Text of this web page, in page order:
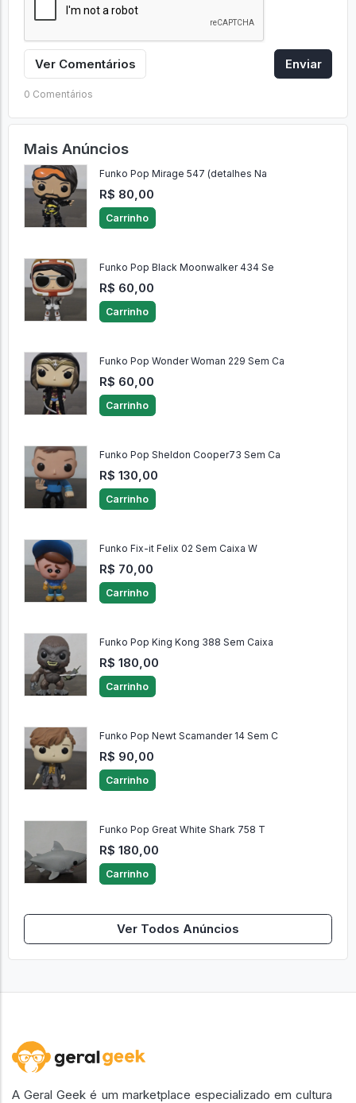
Ver Comentários Enviar
0 Comentários
Mais Anúncios
Funko Pop Mirage 547 (detalhes Na
R$ 80,00
Carrinho
Funko Pop Black Moonwalker 434 Se
R$ 60,00
Carrinho
Funko Pop Wonder Woman 229 Sem Ca
R$ 60,00
Carrinho
Funko Pop Sheldon Cooper73 Sem Ca
R$ 130,00
Carrinho
Funko Fix-it Felix 02 Sem Caixa W
R$ 70,00
Carrinho
Funko Pop King Kong 388 Sem Caixa
R$ 180,00
Carrinho
Funko Pop Newt Scamander 14 Sem C
R$ 90,00
Carrinho
Funko Pop Great White Shark 758 T
R$ 180,00
Carrinho
Ver Todos Anúncios
A Geral Geek é um marketplace especializado em cultura